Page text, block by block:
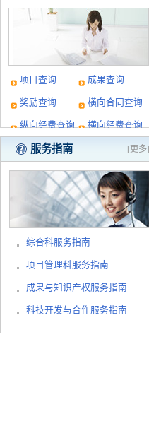
项目查询 成果查询
奖励查询 横向合同查询
纵向经费查询 横向经费查询
[更多]
服务指南
综合科服务指南
项目管理科服务指南
成果与知识产权服务指南
科技开发与合作服务指南